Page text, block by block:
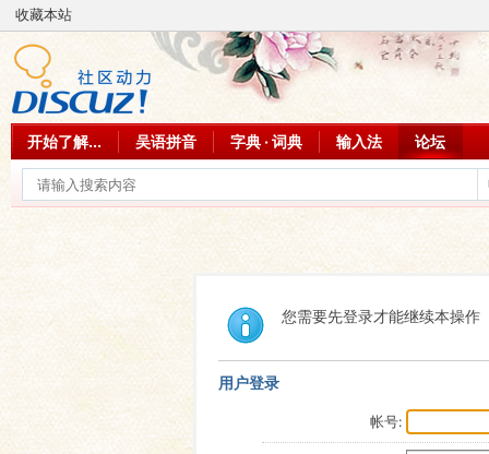
收藏本站
开始了解... 吴语拼音 字典 · 词典 输入法 论坛
您需要先登录才能继续本操作
用户登录
帐号: